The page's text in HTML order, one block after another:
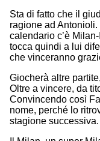
Sta di fatto che il
ragione ad
calendario c’è
tocca quindi a lui
che vinceranno
Giocherà altre
Oltre a vincere, da
Convincendo così
nome, perché lo
stagione successiva.